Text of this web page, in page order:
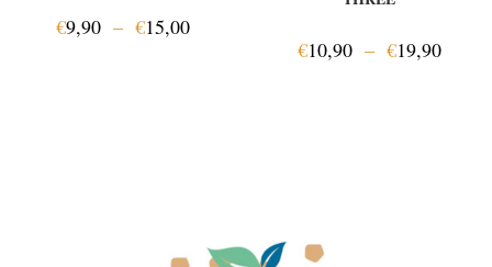
€9,90 – €15,00
€10,90 – €19,90